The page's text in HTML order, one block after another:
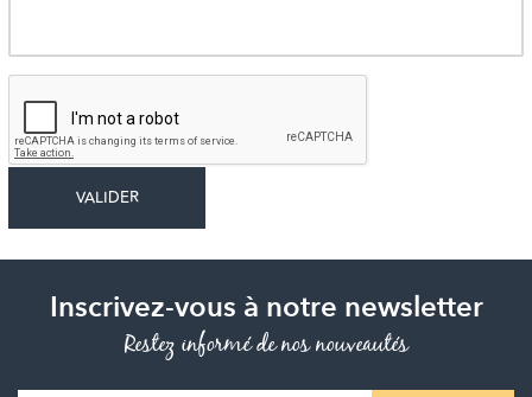
Inscrivez-vous à notre newsletter
Restez informé de nos nouveautés